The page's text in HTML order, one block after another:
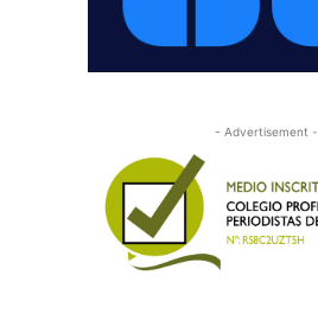
- Advertisement -